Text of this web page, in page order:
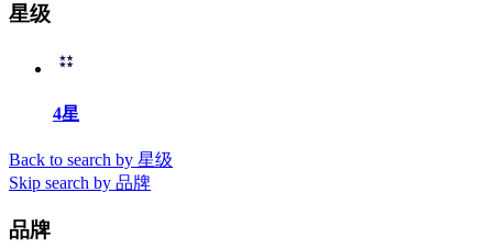
星级
4星
Back to search by 星级
Skip search by 品牌
品牌